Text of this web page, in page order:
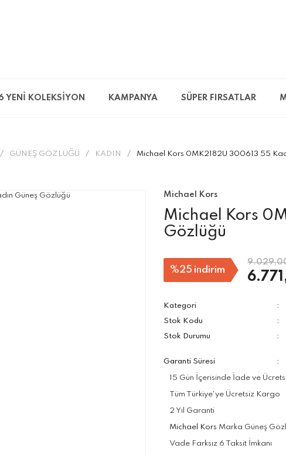
YENİ KOLEKSİYON KAMPANYA SÜPER FIRSATLAR
GÜNEŞ GÖZLÜĞÜ KADIN Michael Kors 0MK2182U 300613 55
Michael Kors
Michael Kors
Gözlüğü
%25 indirim
Kategori
Stok Kodu
Stok Durumu
Garanti Süresi
15 Gün İçerisinde İade ve
Tüm Türkiye'ye Ücretsiz Kargo
2 Yıl Garanti
Michael Kors Marka Güneş
Vade Farksız 6 Taksit İmkanı